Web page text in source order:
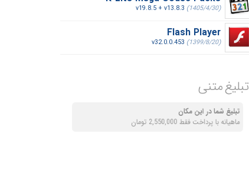
v19.8.5 + v13.8.3 (1405/4/30)
Flash Player
v32.0.0.453 (1399/8/20)
تبلیغ متنی
تبلیغ شما در این مکان
ماهیانه با پرداخت فقط 2,550,000 تومان